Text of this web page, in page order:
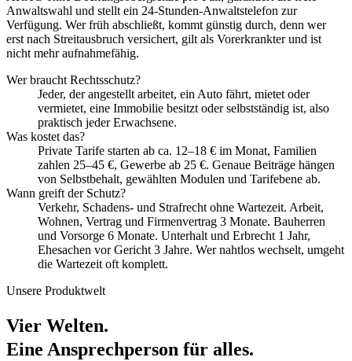
Anwaltswahl und stellt ein 24-Stunden-Anwaltstelefon zur
Verfügung. Wer früh abschließt, kommt günstig durch, denn wer
erst nach Streitausbruch versichert, gilt als Vorerkrankter und ist
nicht mehr aufnahmefähig.
Wer braucht Rechtsschutz?
Jeder, der angestellt arbeitet, ein Auto fährt, mietet oder
vermietet, eine Immobilie besitzt oder selbstständig ist, also
praktisch jeder Erwachsene.
Was kostet das?
Private Tarife starten ab ca. 12–18 € im Monat, Familien
zahlen 25–45 €, Gewerbe ab 25 €. Genaue Beiträge hängen
von Selbstbehalt, gewählten Modulen und Tarifebene ab.
Wann greift der Schutz?
Verkehr, Schadens- und Strafrecht ohne Wartezeit. Arbeit,
Wohnen, Vertrag und Firmenvertrag 3 Monate. Bauherren
und Vorsorge 6 Monate. Unterhalt und Erbrecht 1 Jahr,
Ehesachen vor Gericht 3 Jahre. Wer nahtlos wechselt, umgeht
die Wartezeit oft komplett.
Unsere Produktwelt
Vier Welten.
Eine Ansprechperson für alles.